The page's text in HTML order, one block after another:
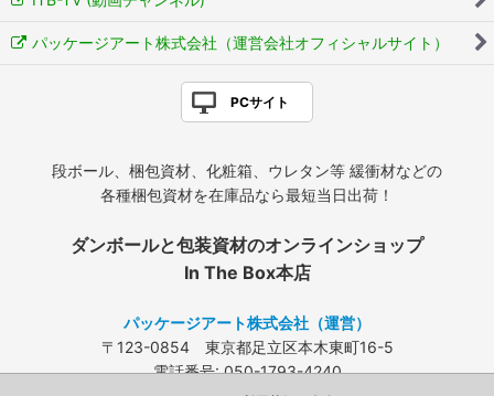
パッケージアート株式会社（運営会社オフィシャルサイト）
PCサイト
段ボール、梱包資材、化粧箱、ウレタン等 緩衝材などの
各種梱包資材を在庫品なら最短当日出荷！
ダンボールと包装資材のオンラインショップ
In The Box本店
パッケージアート株式会社（運営）
〒123-0854 東京都足立区本木東町16-5
電話番号: 050-1793-4240